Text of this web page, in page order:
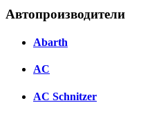
Автопроизводители
Abarth
AC
AC Schnitzer